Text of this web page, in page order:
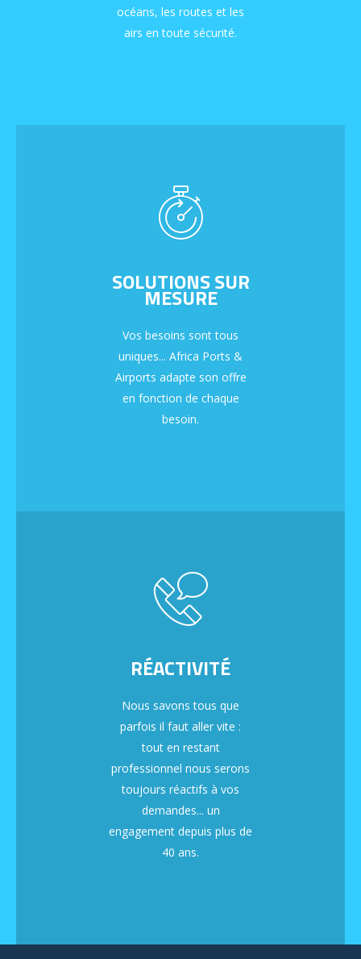
océans, les routes et les
airs en toute sécurité.
SOLUTIONS SUR
MESURE
Vos besoins sont tous
uniques... Africa Ports &
Airports adapte son offre
en fonction de chaque
besoin.
RÉACTIVITÉ
Nous savons tous que
parfois il faut aller vite :
tout en restant
professionnel nous serons
toujours réactifs à vos
demandes... un
engagement depuis plus de
40 ans.